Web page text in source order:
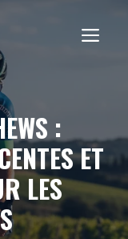
:
ET
LES